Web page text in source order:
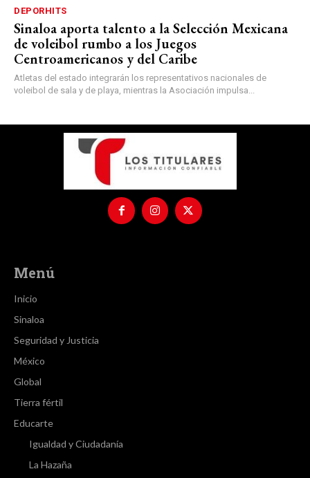
DEPORHITS
Sinaloa aporta talento a la Selección Mexicana
de voleibol rumbo a los Juegos
Centroamericanos y del Caribe
Atletas del estado integrarán los representativos nacionales de
voleibol de sala y de playa, mientras la Asociación impulsa...
Menú
Inicio
Sinaloa
Seguridad y Justicia
México
Global
Tierra fértil
Educarte
Igualdad y Ciudadanía
La Hazaña